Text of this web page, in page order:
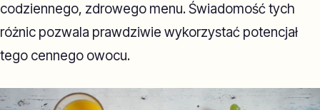
codziennego, zdrowego menu. Świadomość tych
różnic pozwala prawdziwie wykorzystać potencjał
tego cennego owocu.